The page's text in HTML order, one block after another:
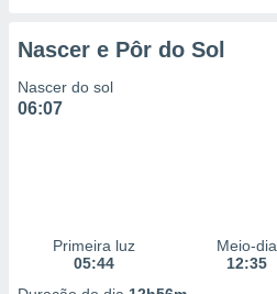
Nascer e Pôr do Sol
Nascer do sol
06:07
Primeira luz
05:44
Meio-dia
12:35